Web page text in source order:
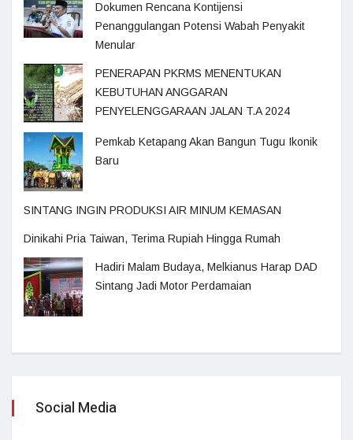
Dokumen Rencana Kontijensi
Penanggulangan Potensi Wabah Penyakit
Menular
PENERAPAN PKRMS MENENTUKAN
KEBUTUHAN ANGGARAN
PENYELENGGARAAN JALAN T.A 2024
Pemkab Ketapang Akan Bangun Tugu Ikonik
Baru
SINTANG INGIN PRODUKSI AIR MINUM KEMASAN
Dinikahi Pria Taiwan, Terima Rupiah Hingga Rumah
Hadiri Malam Budaya, Melkianus Harap DAD
Sintang Jadi Motor Perdamaian
Social Media